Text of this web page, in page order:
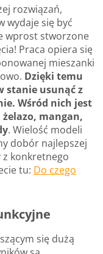
rozwiązań,
wydaje się być
wprost stworzone
Praca opiera się
mieszanki
Dzięki temu
stanie usunąć z
Wśród nich jest
mangan,
. Wielość modeli
dobór najlepszej
z konkretnego
tu: Do czego
się dużą